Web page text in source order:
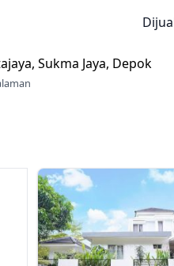
Sukma Jaya, Depok